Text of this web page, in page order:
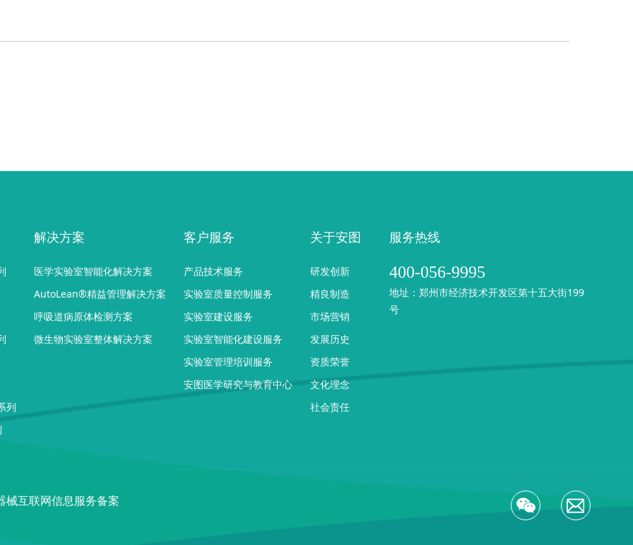
列
解决方案
医学实验室智能化解决方案
AutoLean®精益管理解决方案
呼吸道病原体检测方案
微生物实验室整体解决方案
客户服务
产品技术服务
实验室质量控制服务
实验室建设服务
实验室智能化建设服务
实验室管理培训服务
安图医学研究与教育中心
关于安图
研发创新
精良制造
市场营销
发展历史
资质荣誉
文化理念
社会责任
服务热线
400-056-9995
地址：郑州市经济技术开发区第十五大街199
号
械互联网信息服务备案